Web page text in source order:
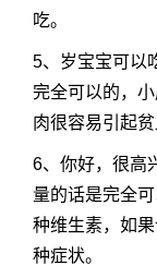
吃。
5、岁宝宝可以
完全可以的，
肉很容易引起贫
6、你好，很高
量的话是完全
种维生素，如
种症状。